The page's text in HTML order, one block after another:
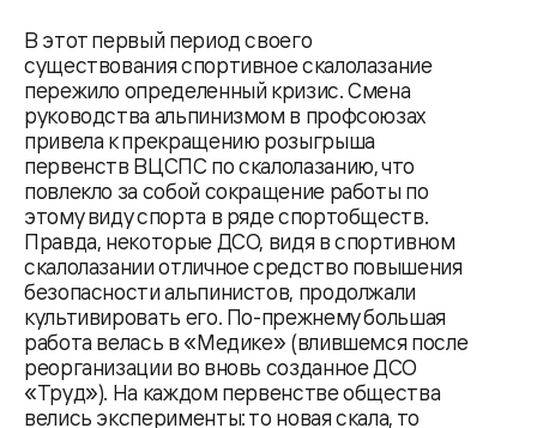
В этот первый период своего
существования спортивное скалолазание
пережило определенный кризис. Смена
руководства альпинизмом в профсоюзах
привела к прекращению розыгрыша
первенств ВЦСПС по скалолазанию, что
повлекло за собой сокращение работы по
этому виду спорта в ряде спортобществ.
Правда, некоторые ДСО, видя в спортивном
скалолазании отличное средство повышения
безопасности альпинистов, продолжали
культивировать его. По-прежнему большая
работа велась в «Медике» (влившемся после
реорганизации во вновь созданное ДСО
«Труд»). На каждом первенстве общества
велись эксперименты: то новая скала, то